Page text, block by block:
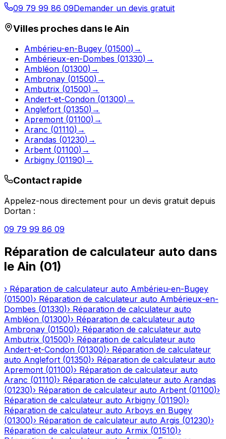
09 79 99 86 09Demander un devis gratuit
Villes proches dans leAin
Ambérieu-en-Bugey (01500) →
Ambérieux-en-Dombes (01330) →
Ambléon (01300) →
Ambronay (01500) →
Ambutrix (01500) →
Andert-et-Condon (01300) →
Anglefort (01350) →
Apremont (01100) →
Aranc (01110) →
Arandas (01230) →
Arbent (01100) →
Arbigny (01190) →
Contact rapide
Appelez-nous directement pour un devis gratuit depuis
Dortan :
09 79 99 86 09
Réparation de calculateur auto dans
le Ain (01)
› Réparation de calculateur auto Ambérieu-en-Bugey
(01500)› Réparation de calculateur auto Ambérieux-en-
Dombes (01330)› Réparation de calculateur auto
Ambléon (01300)› Réparation de calculateur auto
Ambronay (01500)› Réparation de calculateur auto
Ambutrix (01500)› Réparation de calculateur auto
Andert-et-Condon (01300)› Réparation de calculateur
auto Anglefort (01350)› Réparation de calculateur auto
Apremont (01100)› Réparation de calculateur auto
Aranc (01110)› Réparation de calculateur auto Arandas
(01230)› Réparation de calculateur auto Arbent (01100)›
Réparation de calculateur auto Arbigny (01190)›
Réparation de calculateur auto Arboys en Bugey
(01300)› Réparation de calculateur auto Argis (01230)›
Réparation de calculateur auto Armix (01510)›